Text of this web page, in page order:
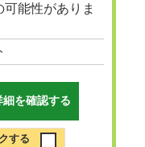
能性がありま
細を確認する
する